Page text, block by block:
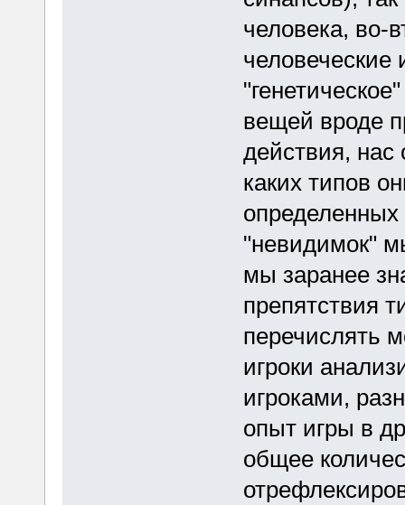
человека, во-
человеческие
вещей вроде
действия, нас
каких типов
"невидимок"
мы заранее
препятствия
перечислять
игроки
игроками,
опыт игры в
общее